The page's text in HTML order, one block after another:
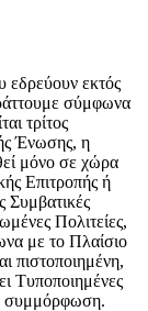
εδρεύουν εκτός
σύμφωνα
τρίτος
Ένωσης, η
μόνο σε χώρα
Επιτροπής ή
Συμβατικές
Πολιτείες,
με το Πλαίσιο
πιστοποιημένη,
Τυποποιημένες
συμμόρφωση.